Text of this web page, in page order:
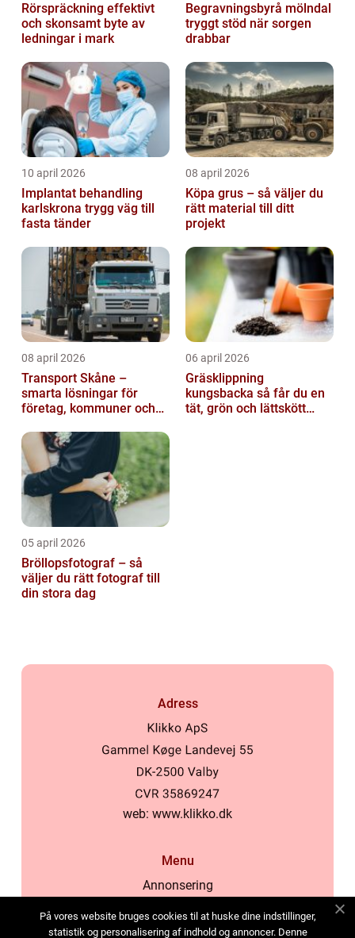
Rörspräckning effektivt
och skonsamt byte av
ledningar i mark
Begravningsbyrå mölndal
tryggt stöd när sorgen
drabbar
10 april 2026
Implantat behandling
karlskrona trygg väg till
fasta tänder
08 april 2026
Köpa grus – så väljer du
rätt material till ditt
projekt
08 april 2026
Transport Skåne –
smarta lösningar för
företag, kommuner och
06 april 2026
Gräsklippning
kungsbacka så får du en
tät, grön och lättskött
05 april 2026
Bröllopsfotograf – så
väljer du rätt fotograf till
din stora dag
Adress
web: www.klikko.dk
Menu
Annonsering
Cookies
På vores website bruges cookies til at huske dine indstillinger,
statistik og personalisering af indhold og annoncer. Denne